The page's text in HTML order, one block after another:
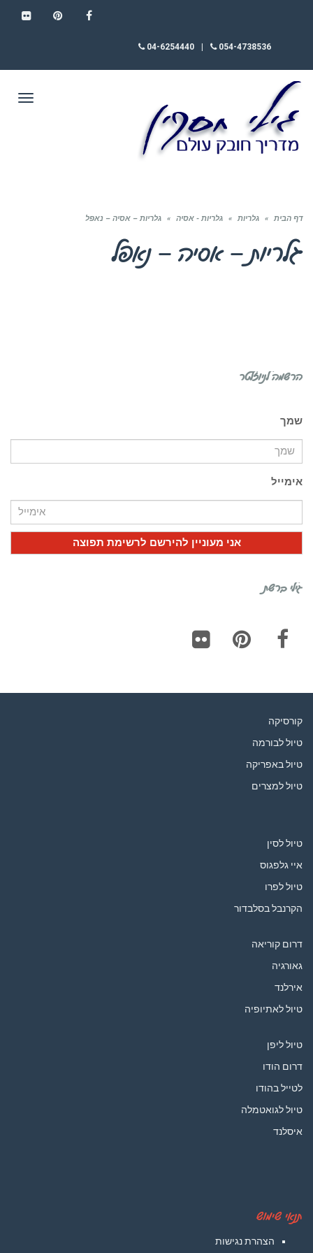
054-4738536
04-6254440
דף הבית » גלריות » גלריות - אסיה » גלריות – אסיה – נאפל
גלריות – אסיה – נאפל
הרשמה לניוזלטר
שמך
אימייל
גילי ברשת
קורסיקה
טיול לבורמה
טיול באפריקה
טיול למצרים
טיול לסין
איי גלפגוס
טיול לפרו
הקרנבל בסלבדור
דרום קוריאה
גאורגיה
אירלנד
טיול לאתיופיה
טיול ליפן
דרום הודו
לטייל בהודו
טיול לגואטמלה
איסלנד
תנאי שימוש
הצהרת נגישות